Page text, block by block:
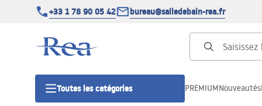
+33 1 78 90 05 42 bureau@salledebain-rea.fr
Toutes les catégories PREMIUMNouveautés